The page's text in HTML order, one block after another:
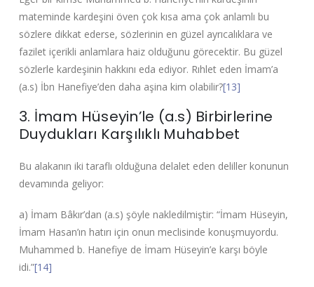
mateminde kardeşini öven çok kısa ama çok anlamlı bu
sözlere dikkat ederse, sözlerinin en güzel ayrıcalıklara ve
fazilet içerikli anlamlara haiz olduğunu görecektir. Bu güzel
sözlerle kardeşinin hakkını eda ediyor. Rıhlet eden İmam’a
(a.s) İbn Hanefiye’den daha aşina kim olabilir?[13]
3. İmam Hüseyin’le (a.s) Birbirlerine
Duydukları Karşılıklı Muhabbet
Bu alakanın iki taraflı olduğuna delalet eden deliller konunun
devamında geliyor:
a) İmam Bâkır’dan (a.s) şöyle nakledilmiştir: “İmam Hüseyin,
İmam Hasan’ın hatırı için onun meclisinde konuşmuyordu.
Muhammed b. Hanefiye de İmam Hüseyin’e karşı böyle
idi.”[14]